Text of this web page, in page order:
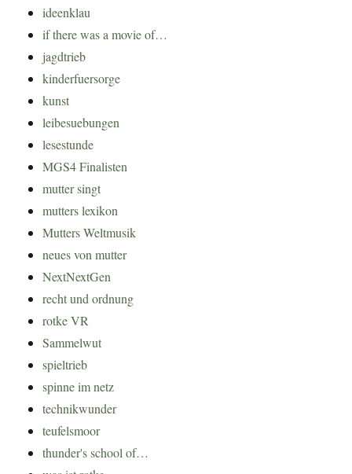
ideenklau
if there was a movie of…
jagdtrieb
kinderfuersorge
kunst
leibesuebungen
lesestunde
MGS4 Finalisten
mutter singt
mutters lexikon
Mutters Weltmusik
neues von mutter
NextNextGen
recht und ordnung
rotke VR
Sammelwut
spieltrieb
spinne im netz
technikwunder
teufelsmoor
thunder's school of…